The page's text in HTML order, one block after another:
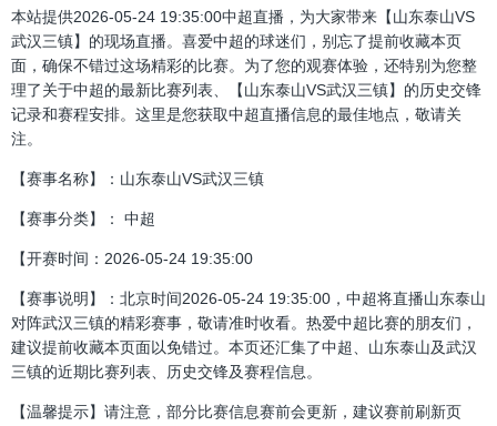
本站提供2026-05-24 19:35:00中超直播，为大家带来【山东泰山VS
武汉三镇】的现场直播。喜爱中超的球迷们，别忘了提前收藏本页
面，确保不错过这场精彩的比赛。为了您的观赛体验，还特别为您整
理了关于中超的最新比赛列表、【山东泰山VS武汉三镇】的历史交锋
记录和赛程安排。这里是您获取中超直播信息的最佳地点，敬请关
注。
【赛事名称】：山东泰山VS武汉三镇
【赛事分类】： 中超
【开赛时间：2026-05-24 19:35:00
【赛事说明】：北京时间2026-05-24 19:35:00，中超将直播山东泰山
对阵武汉三镇的精彩赛事，敬请准时收看。热爱中超比赛的朋友们，
建议提前收藏本页面以免错过。本页还汇集了中超、山东泰山及武汉
三镇的近期比赛列表、历史交锋及赛程信息。
【温馨提示】请注意，部分比赛信息赛前会更新，建议赛前刷新页